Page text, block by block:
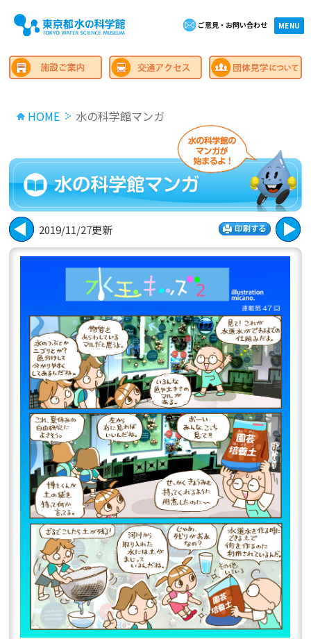
ご意見・お問い合わせ MENU
×close
HOME 水の科学館マンガ
2019/11/27更新